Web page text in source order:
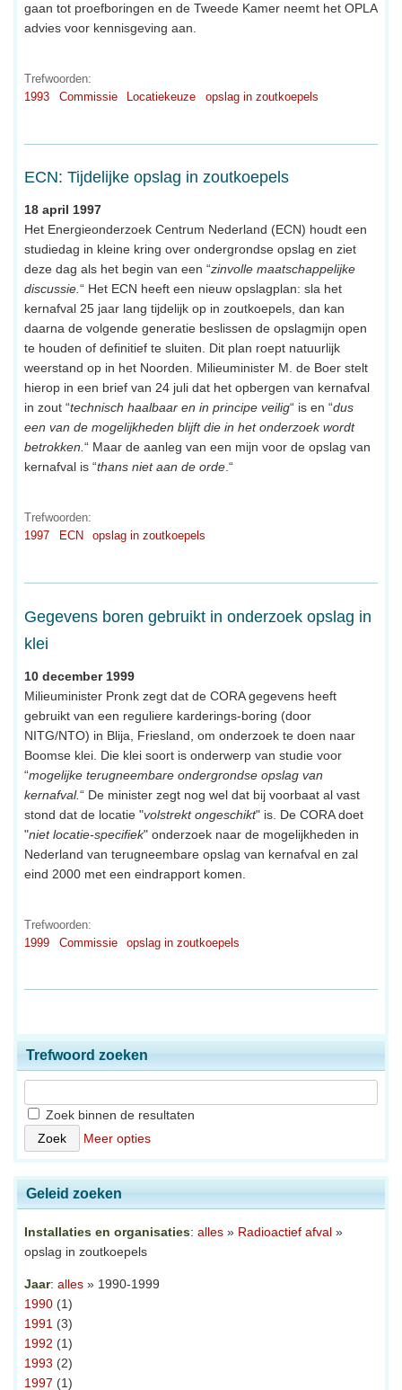
gaan tot proefboringen en de Tweede Kamer neemt het OPLA
advies voor kennisgeving aan.
Trefwoorden:
1993
Commissie Locatiekeuze opslag in zoutkoepels
ECN: Tijdelijke opslag in zoutkoepels
18 april 1997
Het Energieonderzoek Centrum Nederland (ECN) houdt een
studiedag in kleine kring over ondergrondse opslag en ziet
deze dag als het begin van een “zinvolle maatschappelijke
discussie.“ Het ECN heeft een nieuw opslagplan: sla het
kernafval 25 jaar lang tijdelijk op in zoutkoepels, dan kan
daarna de volgende generatie beslissen de opslagmijn open
te houden of definitief te sluiten. Dit plan roept natuurlijk
weerstand op in het Noorden. Milieuminister M. de Boer stelt
hierop in een brief van 24 juli dat het opbergen van kernafval
in zout “technisch haalbaar en in principe veilig“ is en “dus
een van de mogelijkheden blijft die in het onderzoek wordt
betrokken.“ Maar de aanleg van een mijn voor de opslag van
kernafval is “thans niet aan de orde.“
Trefwoorden:
1997
ECN opslag in zoutkoepels
Gegevens boren gebruikt in onderzoek opslag in
klei
10 december 1999
Milieuminister Pronk zegt dat de CORA gegevens heeft
gebruikt van een reguliere karderings-boring (door
NITG/NTO) in Blija, Friesland, om onderzoek te doen naar
Boomse klei. Die klei soort is onderwerp van studie voor
“mogelijke terugneembare ondergrondse opslag van
kernafval.“ De minister zegt nog wel dat bij voorbaat al vast
stond dat de locatie "volstrekt ongeschikt" is. De CORA doet
"niet locatie-specifiek" onderzoek naar de mogelijkheden in
Nederland van terugneembare opslag van kernafval en zal
eind 2000 met een eindrapport komen.
Trefwoorden:
1999
Commissie opslag in zoutkoepels
Trefwoord zoeken
Zoek binnen de resultaten
Meer opties
Geleid zoeken
Installaties en organisaties: alles » Radioactief afval »
opslag in zoutkoepels
Jaar: alles » 1990-1999
1990 (1)
1991 (3)
1992 (1)
1993 (2)
1997 (1)